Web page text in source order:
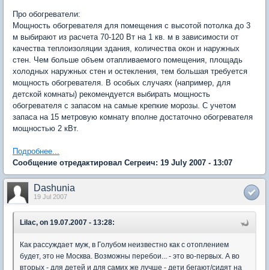
Про обогреватели:
Мощность обогревателя для помещения с высотой потолка до 3
м выбирают из расчета 70-120 Вт на 1 кв. м в зависимости от
качества теплоизоляции здания, количества окон и наружных
стен. Чем больше объем отапливаемого помещения, площадь
холодных наружных стен и остекления, тем большая требуется
мощность обогревателя. В особых случаях (например, для
детской комнаты) рекомендуется выбирать мощность
обогревателя с запасом на самые крепкие морозы. С учетом
запаса на 15 метровую комнату вполне достаточно обогревателя
мощностью 2 кВт.
Подробнее...
Сообщение отредактировал Сегреич: 19 July 2007 - 13:07
Dashunia
19 Jul 2007
Lilac, on 19.07.2007 - 13:28:
Как рассуждает муж, в Голубом неизвестно как с отоплением
будет, это не Москва. Возможны перебои... - это во-первых. А во
вторых - для детей и для самих же лучше - дети бегают/сидят на